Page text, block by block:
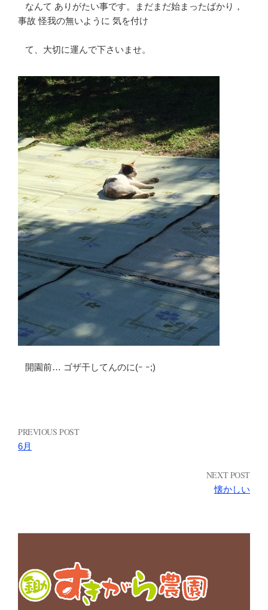
なんて ありがたい事です。まだまだ始まったばかり，
事故 怪我の無いように 気を付け
て、大切に運んで下さいませ。
開園前… ゴザ干してんのに(ｰ ｰ;)
PREVIOUS POST
6月
NEXT POST
懐かしい